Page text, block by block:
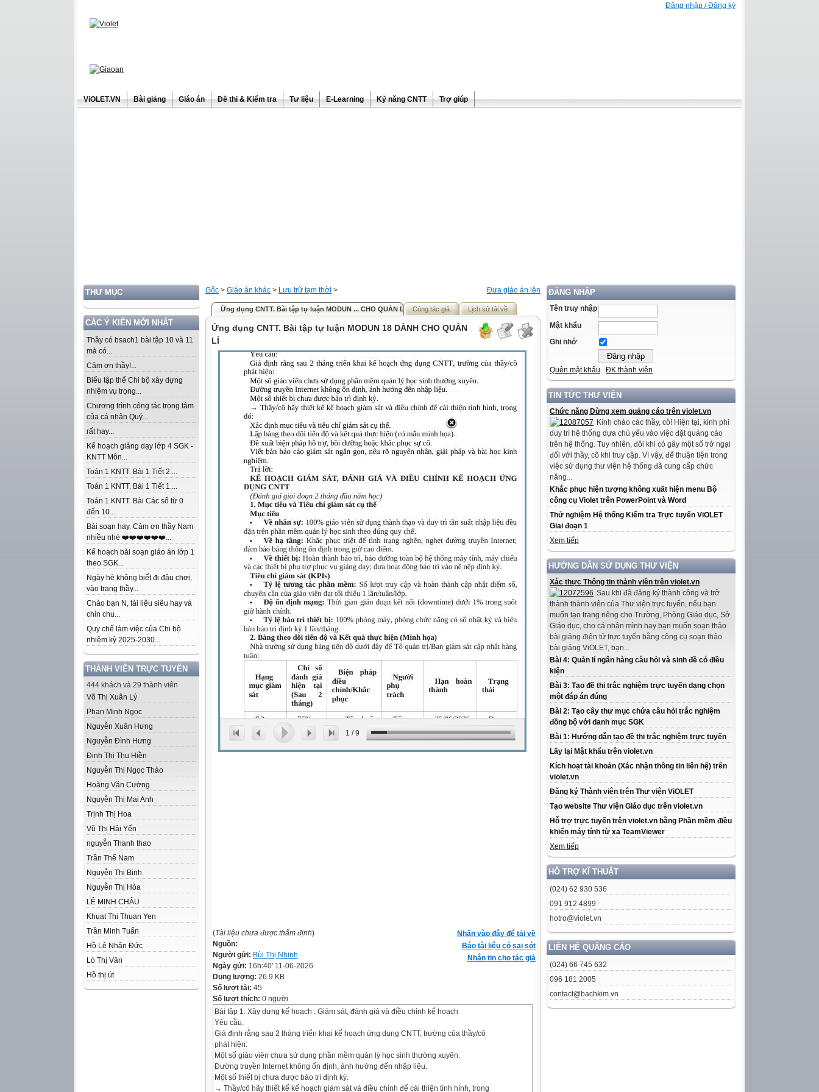
Đăng nhập / Đăng ký
ViOLET.VN Bài giảng Giáo án Đề thi & Kiểm tra Tư liệu E-Learning Kỹ năng CNTT Trợ giúp
THƯ MỤC
CÁC Ý KIẾN MỚI NHẤT
Thầy có bsach1 bài tập 10 và 11
mà có...
Cảm ơn thầy!...
Biểu tập thể Chi bộ xây dựng
nhiệm vụ trọng...
Chương trình công tác trọng tâm
của cá nhân Quý...
rất hay...
Kế hoạch giảng dạy lớp 4 SGK -
KNTT Môn...
Toán 1 KNTT. Bài 1 Tiết 2....
Toán 1 KNTT. Bài 1 Tiết 1....
Toán 1 KNTT. Bài Các số từ 0
đến 10...
Bài soạn hay. Cảm ơn thầy Nam
nhiều nhé ❤️❤️❤️❤️❤️❤️...
Kế hoạch bài soạn giáo án lớp 1
theo SGK...
Ngày hè không biết đi đâu chơi,
vào trang thầy...
Chào bạn N, tài liệu siêu hay và
chỉn chu...
Quy chế làm việc của Chi bộ
nhiệm kỳ 2025-2030...
THÀNH VIÊN TRỰC TUYẾN
444 khách và 29 thành viên
Võ Thị Xuân Lý
Phan Minh Ngọc
Nguyễn Xuân Hưng
Nguyễn Đình Hưng
Đinh Thị Thu Hiền
Nguyễn Thị Ngọc Thảo
Hoàng Văn Cường
Nguyễn Thị Mai Anh
Trịnh Thị Hoa
Vũ Thị Hải Yến
nguyễn Thanh thao
Trần Thế Nam
Nguyễn Thị Binh
Nguyễn Thị Hòa
LÊ MINH CHÂU
Khuat Thi Thuan Yen
Trần Minh Tuấn
Hồ Lê Nhân Đức
Lò Thị Vân
Hồ thị út
ĐĂNG NHẬP
Tên truy nhập
Mật khẩu
Ghi nhớ
Quên mật khẩu ĐK thành viên
TIN TỨC THƯ VIỆN
Chức năng Dừng xem quảng cáo trên violet.vn
Kính chào các thầy, cô! Hiện tại, kinh phí
duy trì hệ thống dựa chủ yếu vào việc đặt quảng cáo
trên hệ thống. Tuy nhiên, đôi khi có gây một số trở ngại
đối với thầy, cô khi truy cập. Vì vậy, để thuận tiện trong
việc sử dụng thư viện hệ thống đã cung cấp chức
năng...
Khắc phục hiện tượng không xuất hiện menu Bộ
công cụ Violet trên PowerPoint và Word
Thử nghiệm Hệ thống Kiểm tra Trực tuyến ViOLET
Giai đoạn 1
Xem tiếp
HƯỚNG DẪN SỬ DỤNG THƯ VIỆN
Xác thực Thông tin thành viên trên violet.vn
Sau khi đã đăng ký thành công và trở
thành thành viên của Thư viện trực tuyến, nếu bạn
muốn tạo trang riêng cho Trường, Phòng Giáo dục, Sở
Giáo dục, cho cá nhân mình hay bạn muốn soạn thảo
bài giảng điện tử trực tuyến bằng công cụ soạn thảo
bài giảng ViOLET, bạn...
Bài 4: Quản lí ngân hàng câu hỏi và sinh đề có điều
kiện
Bài 3: Tạo đề thi trắc nghiệm trực tuyến dạng chọn
một đáp án đúng
Bài 2: Tạo cây thư mục chứa câu hỏi trắc nghiệm
đồng bộ với danh mục SGK
Bài 1: Hướng dẫn tạo đề thi trắc nghiệm trực tuyến
Lấy lại Mật khẩu trên violet.vn
Kích hoạt tài khoản (Xác nhận thông tin liên hệ) trên
violet.vn
Đăng ký Thành viên trên Thư viện ViOLET
Tạo website Thư viện Giáo dục trên violet.vn
Hỗ trợ trực tuyến trên violet.vn bằng Phần mềm điều
khiển máy tính từ xa TeamViewer
Xem tiếp
HỖ TRỢ KĨ THUẬT
(024) 62 930 536
091 912 4899
hotro@violet.vn
LIÊN HỆ QUẢNG CÁO
(024) 66 745 632
096 181 2005
contact@bachkim.vn
Đưa giáo án lên
Gốc > Giáo án khác > Lưu trữ tạm thời >
Ứng dụng CNTT. Bài tập tự luận MODUN ... CHO QUẢN LÍ Cùng tác giả Lịch sử tải về
Ứng dụng CNTT. Bài tập tự luận MODUN 18 DÀNH CHO QUẢN
LÍ
1 /9
Nhấn vào đây để tải về
Báo tài liệu có sai sót
Nhắn tin cho tác giả
(Tài liệu chưa được thẩm định)
Nguồn:
Người gửi: Bùi Thị Nhinh
Ngày gửi: 16h:40' 11-06-2026
Dung lượng: 26.9 KB
Số lượt tải: 45
Số lượt thích: 0 người
Bài tập 1: Xây dựng kế hoạch : Giám sát, đánh giá và điều chỉnh kế hoạch
Yêu cầu:
Giả định rằng sau 2 tháng triển khai kế hoạch ứng dụng CNTT, trường của thầy/cô
phát hiện:
Một số giáo viên chưa sử dụng phần mềm quản lý học sinh thường xuyên.
Đường truyền Internet không ổn định, ảnh hưởng đến nhập liệu.
Một số thiết bị chưa được bảo trì định kỳ.
→ Thầy/cô hãy thiết kế kế hoạch giám sát và điều chỉnh để cải thiện tình hình, trong